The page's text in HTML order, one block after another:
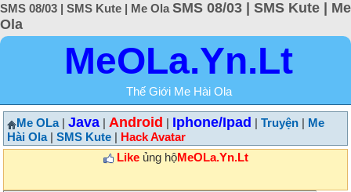
SMS 08/03 | SMS Kute | Me Ola SMS 08/03 | SMS Kute | Me
Ola
MeOLa.Yn.Lt
Thế Giới Me Hài Ola
Me OLa| Java Android Iphone/Ipad Truyện
Me
Hài Ola| SMS Kute
Hack Avatar
Likeủng hộMeOLa.Yn.Lt